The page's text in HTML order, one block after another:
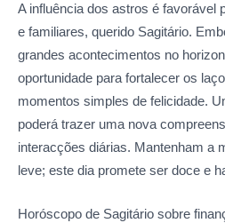
A influência dos astros é favorável
e familiares, querido Sagitário.
grandes acontecimentos no
oportunidade para fortalecer os
momentos simples de felicidade.
poderá trazer uma nova
interacções diárias. Mantenham a
leve; este dia promete ser doce e
Horóscopo de Sagitário sobre